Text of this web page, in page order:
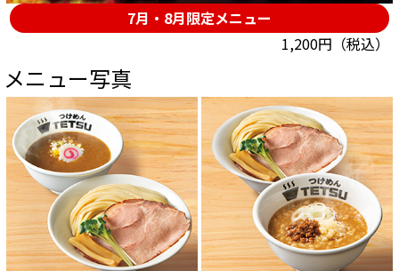
7月・8月限定メニュー
1,200円（税込）
メニュー写真